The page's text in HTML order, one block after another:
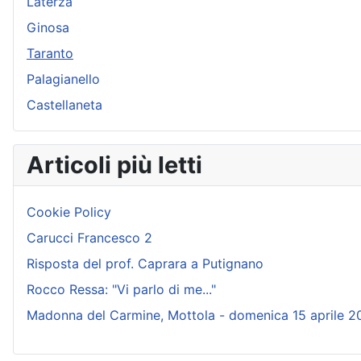
Ginosa
Taranto
Palagianello
Castellaneta
Articoli più letti
Cookie Policy
Carucci Francesco 2
Risposta del prof. Caprara a Putignano
Rocco Ressa: "Vi parlo di me..."
Madonna del Carmine, Mottola - domenica 15 aprile